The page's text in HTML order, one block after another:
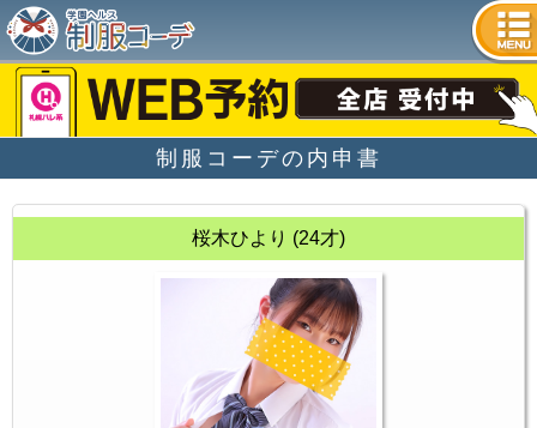
制服コーデの内申書
桜木ひより (24才)